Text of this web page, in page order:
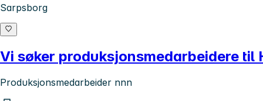
Sarpsborg
Vi søker produksjonsmedarbeidere til
Produksjonsmedarbeider nnn